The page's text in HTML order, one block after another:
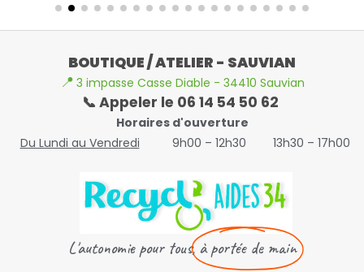
BOUTIQUE / ATELIER - SAUVIAN
📍 3 impasse Casse Diable - 34410 Sauvian
📞 Appeler le 06 14 54 50 62
Horaires d'ouverture
Du Lundi au Vendredi
9h00 – 12h30 13h30 – 17h00
L'autonomie pour tous,à portée de main